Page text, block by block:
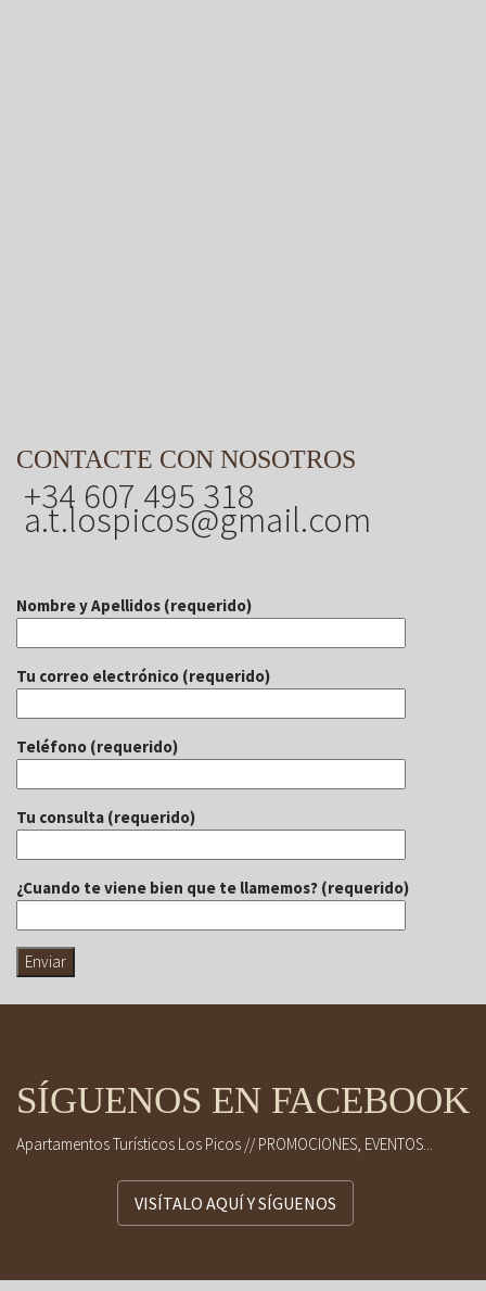
CONTACTE CON NOSOTROS
+34 607 495 318
a.t.lospicos@gmail.com
Nombre y Apellidos (requerido)
Tu correo electrónico (requerido)
Teléfono (requerido)
Tu consulta (requerido)
¿Cuando te viene bien que te llamemos? (requerido)
SÍGUENOS EN FACEBOOK
Apartamentos Turísticos Los Picos // PROMOCIONES, EVENTOS...
VISÍTALO AQUÍ Y SÍGUENOS